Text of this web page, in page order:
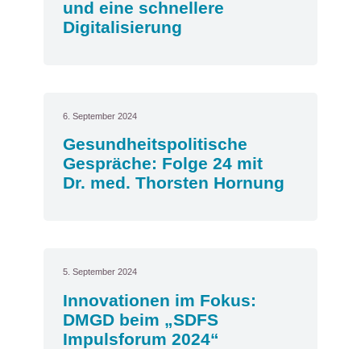
und eine schnellere
Digitalisierung
6. September 2024
Gesundheitspolitische
Gespräche: Folge 24 mit
Dr. med. Thorsten Hornung
5. September 2024
Innovationen im Fokus:
DMGD beim „SDFS
Impulsforum 2024“